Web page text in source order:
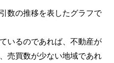
数の推移を表したグラフで
いるのであれば、不動産が
売買数が少ない地域であれ